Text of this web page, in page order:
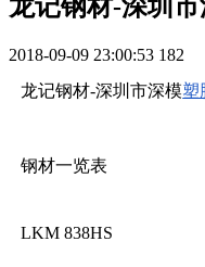
龙记钢材-深圳
2018-09-09 23:00:53 182
龙记钢材-深圳市深模塑
钢材一览表
LKM 838HS